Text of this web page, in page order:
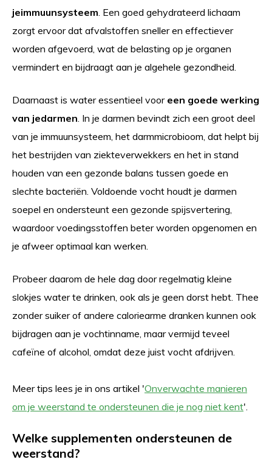
jeimmuunsysteem . Een goed gehydrateerd lichaam
zorgt ervoor dat afvalstoffen sneller en effectiever
worden afgevoerd, wat de belasting op je organen
vermindert en bijdraagt aan je algehele gezondheid.
Daarnaast is water essentieel voor een goede werking
van jedarmen . In je darmen bevindt zich een groot deel
van je immuunsysteem, het darmmicrobioom, dat helpt bij
het bestrijden van ziekteverwekkers en het in stand
houden van een gezonde balans tussen goede en
slechte bacteriën. Voldoende vocht houdt je darmen
soepel en ondersteunt een gezonde spijsvertering,
waardoor voedingsstoffen beter worden opgenomen en
je afweer optimaal kan werken.
Probeer daarom de hele dag door regelmatig kleine
slokjes water te drinken, ook als je geen dorst hebt. Thee
zonder suiker of andere caloriearme dranken kunnen ook
bijdragen aan je vochtinname, maar vermijd teveel
cafeïne of alcohol, omdat deze juist vocht afdrijven.
Meer tips lees je in ons artikel 'Onverwachte manieren
om je weerstand te ondersteunen die je nog niet kent'.
Welke supplementen ondersteunen de
weerstand?